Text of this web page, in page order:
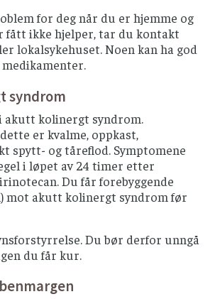
for deg når du er hjemme og
fått ikke hjelper, tar du kontakt
lokalsykehuset. Noen kan ha god
syndrom
akutt kolinergt syndrom.
er kvalme, oppkast,
spytt- og tåreflod. Symptomene
i løpet av 24 timer etter
Du får forebyggende
mot akutt kolinergt syndrom før
Du bør derfor unngå
du får kur.